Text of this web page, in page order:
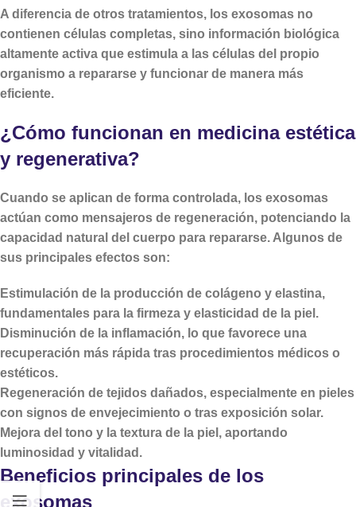
A diferencia de otros tratamientos, los exosomas no
contienen células completas, sino información biológica
altamente activa que estimula a las células del propio
organismo a repararse y funcionar de manera más
eficiente.
¿Cómo funcionan en medicina estética
y regenerativa?
Cuando se aplican de forma controlada, los exosomas
actúan como mensajeros de regeneración, potenciando la
capacidad natural del cuerpo para repararse. Algunos de
sus principales efectos son:
Estimulación de la producción de colágeno y elastina,
fundamentales para la firmeza y elasticidad de la piel.
Disminución de la inflamación, lo que favorece una
recuperación más rápida tras procedimientos médicos o
estéticos.
Regeneración de tejidos dañados, especialmente en pieles
con signos de envejecimiento o tras exposición solar.
Mejora del tono y la textura de la piel , aportando
luminosidad y vitalidad.
Beneficios principales de los
exosomas